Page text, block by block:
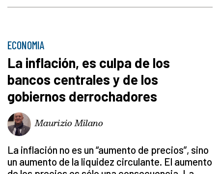
ECONOMIA
La inflación, es culpa de los
bancos centrales y de los
gobiernos derrochadores
Maurizio Milano
La inflación no es un “aumento de precios”, sino
un aumento de la liquidez circulante. El aumento